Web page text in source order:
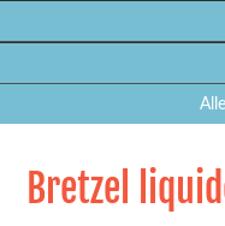
Bretzel